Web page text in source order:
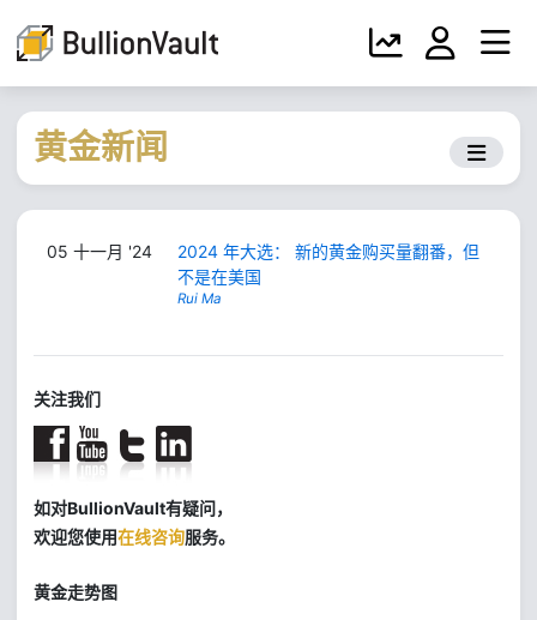
黄金新闻
05 十一月 '24
2024 年大选： 新的黄金购买量翻番，但
不是在美国
Rui Ma
关注我们
如对BullionVault有疑问，
欢迎您使用在线咨询服务。
黄金走势图